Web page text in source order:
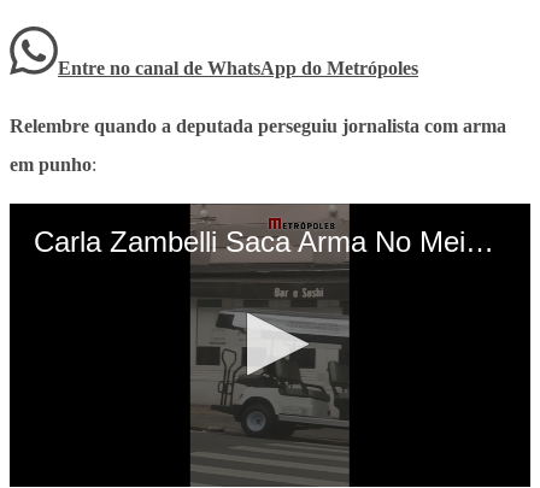
Entre no canal de WhatsApp do Metrópoles
Relembre quando a deputada perseguiu jornalista com arma
em punho: